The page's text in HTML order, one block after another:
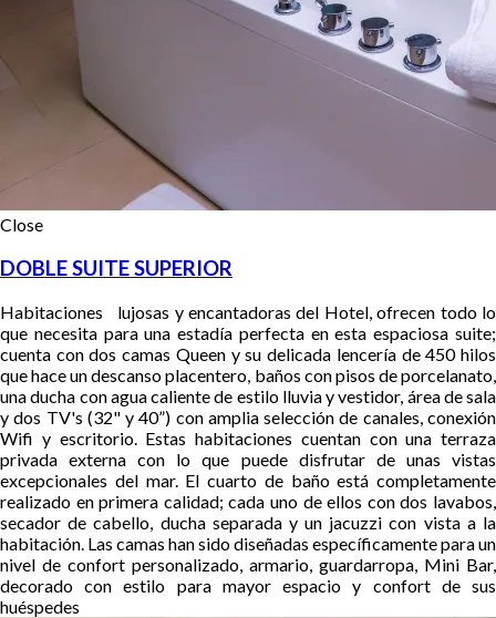
Close
DOBLE SUITE SUPERIOR
Habitaciones lujosas y encantadoras del Hotel, ofrecen todo lo
que necesita para una estadía perfecta en esta espaciosa suite;
cuenta con dos camas Queen y su delicada lencería de 450 hilos
que hace un descanso placentero, baños con pisos de porcelanato,
una ducha con agua caliente de estilo lluvia y vestidor, área de sala
y dos TV's (32" y 40”) con amplia selección de canales, conexión
Wifi y escritorio. Estas habitaciones cuentan con una terraza
privada externa con lo que puede disfrutar de unas vistas
excepcionales del mar. El cuarto de baño está completamente
realizado en primera calidad; cada uno de ellos con dos lavabos,
secador de cabello, ducha separada y un jacuzzi con vista a la
habitación. Las camas han sido diseñadas específicamente para un
nivel de confort personalizado, armario, guardarropa, Mini Bar,
decorado con estilo para mayor espacio y confort de sus
huéspedes